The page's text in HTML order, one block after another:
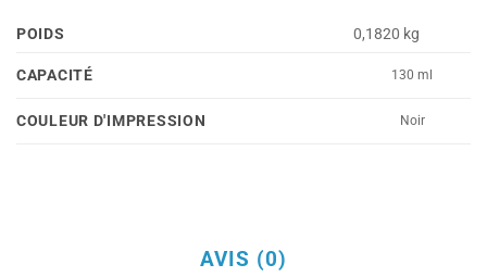
POIDS 0,1820 kg
CAPACITÉ 130 ml
COULEUR D'IMPRESSION Noir
AVIS (0)